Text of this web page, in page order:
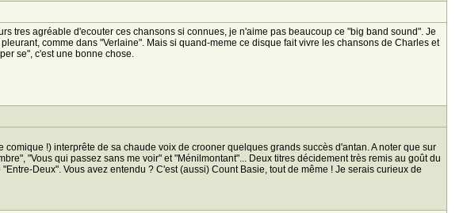
tres agréable d'ecouter ces chansons si connues, je n'aime pas beaucoup ce "big band sound". Je
comme dans "Verlaine". Mais si quand-meme ce disque fait vivre les chansons de Charles et
se", c'est une bonne chose.
!) interprête de sa chaude voix de crooner quelques grands succès d'antan. A noter que sur
"Vous qui passez sans me voir" et "Ménilmontant"... Deux titres décidement très remis au goût du
Deux". Vous avez entendu ? C'est (aussi) Count Basie, tout de même ! Je serais curieux de